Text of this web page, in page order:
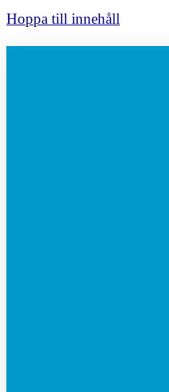
Hoppa till innehåll